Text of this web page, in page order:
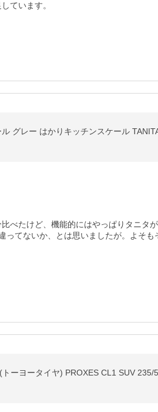
ています。
グレー はかりキッチンスケール
べたけど、機能的にはやっぱりタニタ
ってないか、とは思いましたが。よそも